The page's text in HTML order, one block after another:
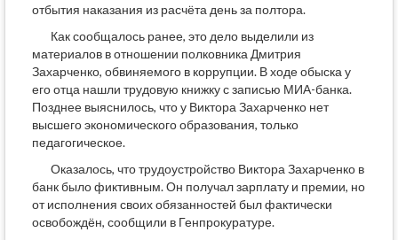
отбытия наказания из расчёта день за полтора.
Как сообщалось ранее, это дело выделили из
материалов в отношении полковника Дмитрия
Захарченко, обвиняемого в коррупции. В ходе обыска у
его отца нашли трудовую книжку с записью МИА-банка.
Позднее выяснилось, что у Виктора Захарченко нет
высшего экономического образования, только
педагогическое.
Оказалось, что трудоустройство Виктора Захарченко в
банк было фиктивным. Он получал зарплату и премии, но
от исполнения своих обязанностей был фактически
освобождён, сообщили в Генпрокуратуре.